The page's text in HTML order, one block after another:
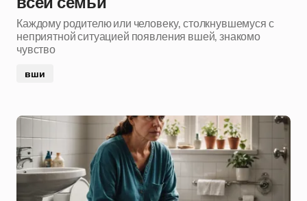
Каждому родителю или человеку, столкнувшемуся с
неприятной ситуацией появления вшей, знакомо
чувство
вши